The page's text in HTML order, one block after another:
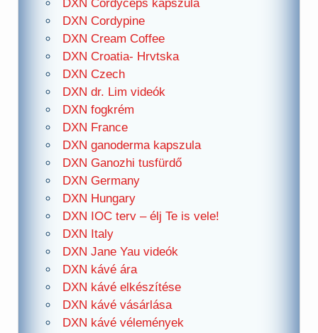
DXN Cordyceps kapszula
DXN Cordypine
DXN Cream Coffee
DXN Croatia- Hrvtska
DXN Czech
DXN dr. Lim videók
DXN fogkrém
DXN France
DXN ganoderma kapszula
DXN Ganozhi tusfürdő
DXN Germany
DXN Hungary
DXN IOC terv – élj Te is vele!
DXN Italy
DXN Jane Yau videók
DXN kávé ára
DXN kávé elkészítése
DXN kávé vásárlása
DXN kávé vélemények